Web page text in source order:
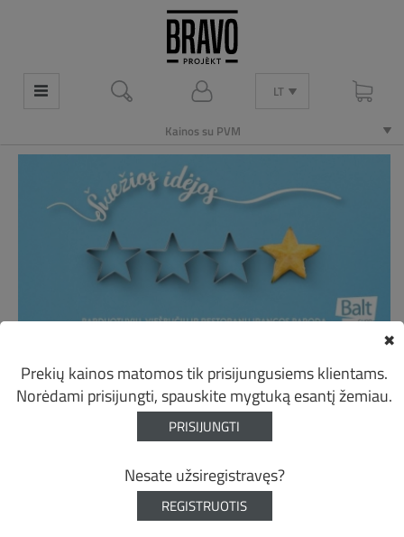
LT
Kainos su PVM
Jau 17 kartą vykstančioje parduotuvių, viešbučių ir restoranų įrangos
parodoje dalyvaujame ir mes.
bei eksterjerui. Esame sukaupę nemažą patirtį viešųjų projektų srityje,
tad siekiame ne tik supažindinti su savo turimu asotimentu bet ir
praplėsti naudingų pažinčių ratą, kurios bus naudingos tiek restoranų
savininkams, tiek dizaineriams bei architektams.
Prekių kainos matomos tik prisijungusiems klientams.
Norėdami prisijungti, spauskite mygtuką esantį žemiau.
PRISIJUNGTI
Nesate užsiregistravęs?
REGISTRUOTIS
✖